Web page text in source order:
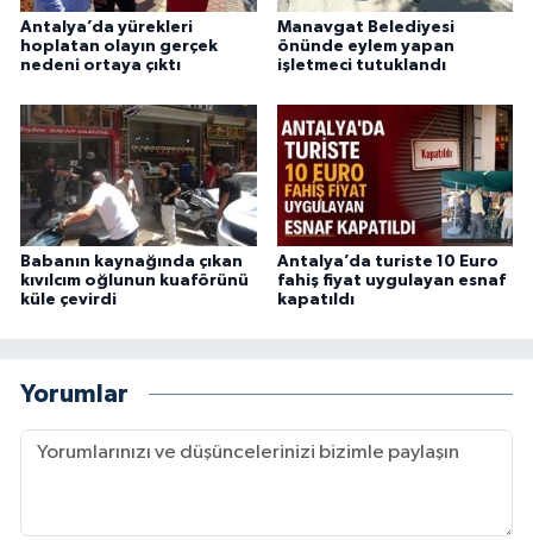
Antalya’da yürekleri
hoplatan olayın gerçek
nedeni ortaya çıktı
Manavgat Belediyesi
önünde eylem yapan
işletmeci tutuklandı
Babanın kaynağında çıkan
kıvılcım oğlunun kuaförünü
küle çevirdi
Antalya’da turiste 10 Euro
fahiş fiyat uygulayan esnaf
kapatıldı
Yorumlar